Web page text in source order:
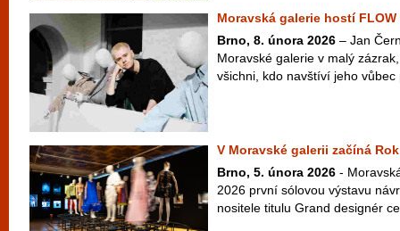
Moravská galerie hostí FLOW
Brno, 8. února 2026 – Jan
Moravské galerie v malý
všichni, kdo navštíví jeho vůbec
V Moravské galerii začíná
Brno, 5. února 2026 -
2026 první sólovou výstavu
nositele titulu Grand designér